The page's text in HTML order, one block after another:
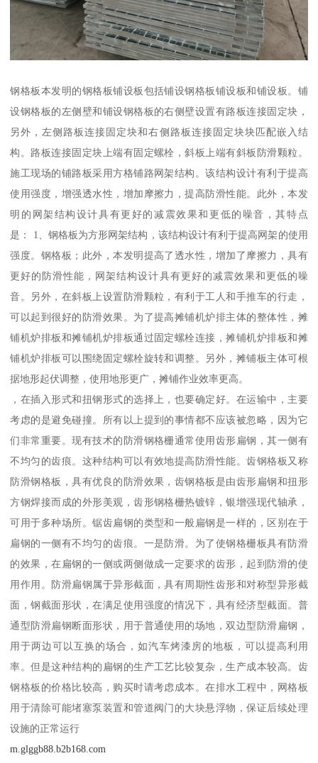
钢格板本发明的钢格板铺设板包括铺设钢格板铺设板和铺设板。铺
设钢格板的左侧壁和铺设钢格板的右侧壁设置有路板连接固定块，
另外，左侧路板连接固定块和右侧路板连接固定块块匹配嵌入结
构。路板连接固定块上端有固定螺栓，斜板上端有斜板防滑颗粒。
施工现场的铺路板采用方格铺路网架结构。该结构设计有利于提高
使用强度，增强透水性，增加摩擦力，提高防滑性能。此外，本发
明的网架结构设计具有更好的减震效果和更低的噪音，其特点
是： 1、钢格板为方形网架结构，该结构设计有利于提高网架的使用
强度。钢格板；此外，本发明提高了透水性，增加了摩擦力，具有
更好的防滑性能，网架结构设计具有更好的减震效果和更低的噪
音。另外，在斜板上设置防滑颗粒，有利于工人和手推车的行走，
可以起到很好的防滑效果。为了提高摊铺机炉排主体的整体性，摊
铺机炉排板和摊铺机炉排板通过固定螺栓连接，摊铺机炉排板和摊
铺机炉排板可以围绕固定螺栓旋转和调整。另外，摊铺板主体可根
据地形起伏调整，使用地形更广，摊铺作业效率更高。
，在插入形式和扭钢形式的选择上，也要确定好。在运输中，主要
考虑的是避免碰撞。所有以上提到的事情都不应该被忽略，因为它
们非常重要。现有技术的防滑钢格栅通常使用齿形扁钢，其一侧有
不均匀的齿痕。这种结构可以有效地提高防滑性能。齿钢格板又称
防滑钢格板，具有优良的防滑效果，齿钢格板是由齿形扁钢和扭形
方钢焊接而成的外形美观，齿形钢格栅热镀锌，银增强现代轴承，
可用于多种场所。锯齿扁钢的类型和一般扁钢是一样的，区别在于
扁钢的一侧有不均匀的齿痕。一是防滑。为了使钢格栅板具有防滑
的效果，在扁钢的一侧或两侧做成一定要求的齿形，起到防滑的使
用作用。防滑扁钢属于异形截面，具有周期性齿形和对称型异形截
面，钢截面形状，在满足使用强度的情况下，具有经济型截面。普
通型防滑扁钢断面形状，用于普通使用的场地，双边型防滑扁钢，
用于两边可以互换的场合，如汽车烤漆房的地板，可以提高利用
率。但是这种结构的扁钢的生产工艺比较复杂，生产成本较高。齿
钢格板的价格比较高，购买时请考虑成本。在排水工程中，网格板
用于清除可能堵塞泵装置和管道阀门的大块悬浮物，保证后续处理
设施的正常运行
m.glggb88.b2b168.com